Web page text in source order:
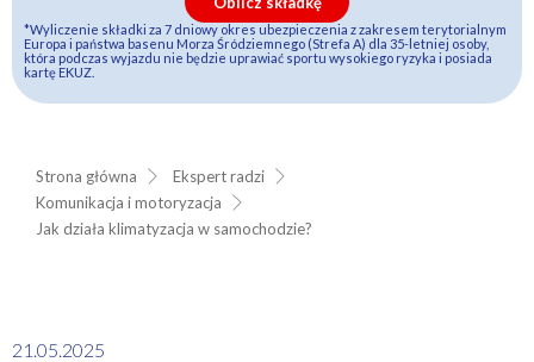
*Wyliczenie składki za 7 dniowy okres ubezpieczenia z zakresem terytorialnym
Europa i państwa basenu Morza Śródziemnego (Strefa A) dla 35-letniej osoby,
która podczas wyjazdu nie będzie uprawiać sportu wysokiego ryzyka i posiada
kartę EKUZ.
Strona główna
Ekspert radzi
Komunikacja i motoryzacja
Jak działa klimatyzacja w samochodzie?
21.05.2025